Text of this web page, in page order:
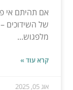
אם תהיתם אי
של השידוכים
מלפגוש...
קרא עוד »
אוג 05, 2025